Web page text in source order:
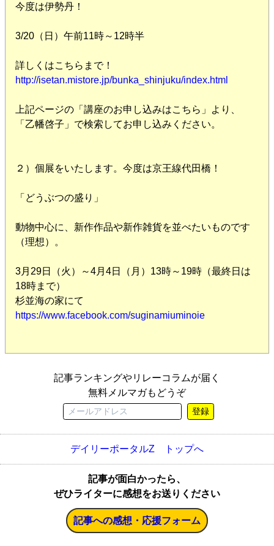
今度は伊勢丹！
3/20（日）午前11時～12時半
詳しくはこちらまで！
http://isetan.mistore.jp/bunka_shinjuku/index.html
上記ページの「講座のお申し込みはこちら」より、
「乙幡啓子」で検索してお申し込みください。
２）個展をいたします。今度は京王線代田橋！
「どうぶつの盛り」
動物中心に、新作作品や新作雑貨を並べたいものです
（理想）。
3月29日（火）～4月4日（月）13時～19時（最終日は
18時まで）
杉並海の家にて
https://www.facebook.com/suginamiuminoie
記事ランキングやリレーコラムが届く
無料メルマガもどうぞ
登録
デイリーポータルZ トップへ
記事が面白かったら、
ぜひライターに感想をお送りください
記事への感想・応援フォーム